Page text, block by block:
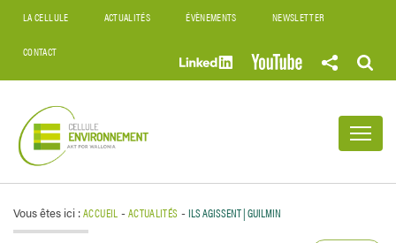
LA CELLULE ACTUALITÉS ÉVÈNEMENTS NEWSLETTER
CONTACT
Vous êtes ici :ACCUEIL -ACTUALITÉS -ILS AGISSENT | GUILMIN